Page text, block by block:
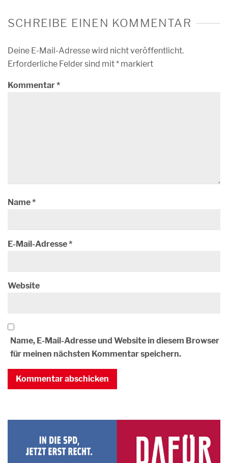
SCHREIBE EINEN KOMMENTAR
Deine E-Mail-Adresse wird nicht veröffentlicht.
Erforderliche Felder sind mit* markiert
Kommentar*
Name*
E-Mail-Adresse*
Website
Name, E-Mail-Adresse und Website in diesem Browser
für meinen nächsten Kommentar speichern.